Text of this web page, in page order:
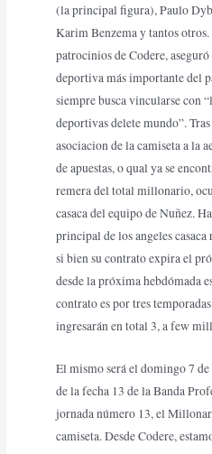
(la principal figura), Paulo
Karim Benzema y tantos otros.
patrocinios de Codere,
deportiva más importante del
siempre busca vincularse con
deportivas delete mundo”.
asociacion de la camiseta a la
de apuestas, o qual ya se
remera del total millonario,
casaca del equipo de Nuñez.
principal de los angeles
si bien su contrato expira el
desde la próxima hebdómada
contrato es por tres
ingresarán en total 3, a few
El mismo será el domingo 7
de la fecha 13 de la Banda
jornada número 13, el
camiseta. Desde Codere,